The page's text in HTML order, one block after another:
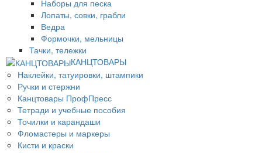
Наборы для песка
Лопаты, совки, грабли
Ведра
Формочки, мельницы
Тачки, тележки
КАНЦТОВАРЫ
Наклейки, татуировки, штампики
Ручки и стержни
Канцтовары ПрофПресс
Тетради и учебные пособия
Точилки и карандаши
Фломастеры и маркеры
Кисти и краски